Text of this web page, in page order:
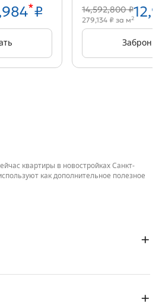
*₽ 14,592,800 ₽
279,134 ₽ за м2
квартиры в новостройках Санкт-
как дополнительное полезное